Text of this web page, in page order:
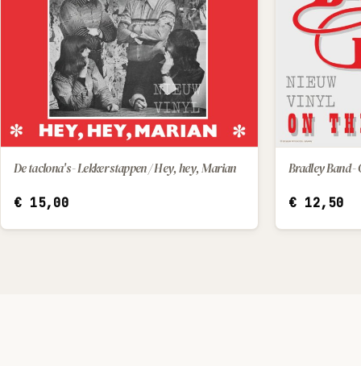
IN WINKELWAGEN
De taclona's - Lekker stappen / Hey, hey, Marian
€15,00 €12,50